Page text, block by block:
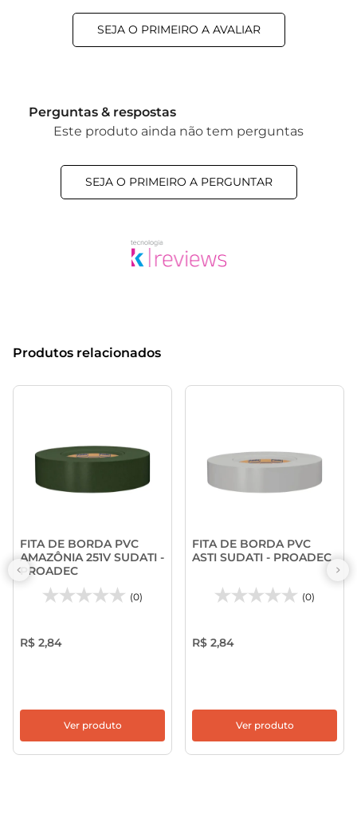
SEJA O PRIMEIRO A AVALIAR
Perguntas & respostas
Este produto ainda não tem perguntas
SEJA O PRIMEIRO A PERGUNTAR
Produtos relacionados
FITA DE BORDA PVC
AMAZÔNIA 251V SUDATI -
PROADEC
(0)
R$ 2,84
Ver produto
FITA DE BORDA PVC
ASTI SUDATI - PROADEC
(0)
R$ 2,84
Ver produto